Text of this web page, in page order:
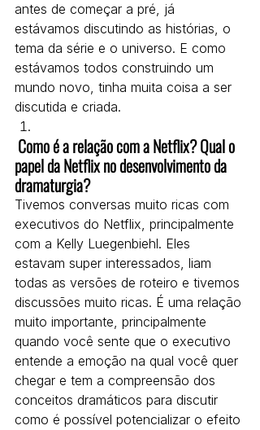
antes de começar a pré, já
estávamos discutindo as histórias, o
tema da série e o universo. E como
estávamos todos construindo um
mundo novo, tinha muita coisa a ser
discutida e criada.
papel da Netflix no desenvolvimento da
dramaturgia?
Tivemos conversas muito ricas com
executivos do Netflix, principalmente
com a Kelly Luegenbiehl. Eles
estavam super interessados, liam
todas as versões de roteiro e tivemos
discussões muito ricas. É uma relação
muito importante, principalmente
quando você sente que o executivo
entende a emoção na qual você quer
chegar e tem a compreensão dos
conceitos dramáticos para discutir
como é possível potencializar o efeito